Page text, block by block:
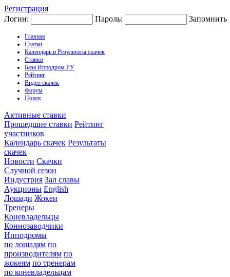
Регистрация
Логин:
Пароль: Запомнить
Главная
Статьи
Календарь и Результаты скачек
Ставки
База Ипподром.РУ
Рейтинг
Видео скачек
Форум
Поиск
Активные ставки
Прошедшие ставки Рейтинг
участников
Календарь скачек Результаты
скачек
Новости Скачки
Случной сезон
Индустрия Зал славы
Аукционы English
Лошади Жокеи
Тренеры
Коневладельцы
Коннозаводчики
Ипподромы
по лошадям по
производителям по
жокеям по тренерам
по коневладельцам